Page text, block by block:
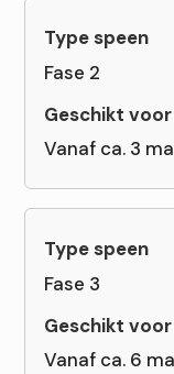
Fase 2
Vanaf ca. 3
Fase 3
Vanaf ca. 6